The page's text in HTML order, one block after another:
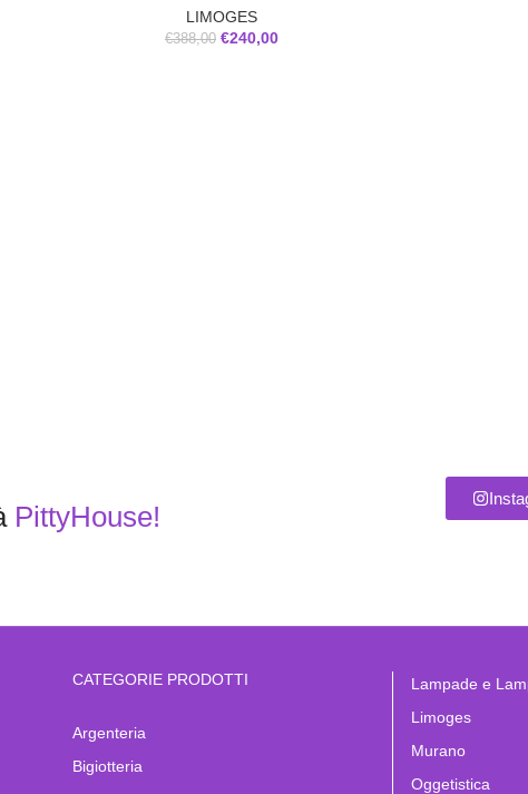
LIMOGES
€388,00 €240,00
PittyHouse!
CATEGORIE PRODOTTI
Argenteria
Bigiotteria
Lampade e
Limoges
Murano
Oggetistica